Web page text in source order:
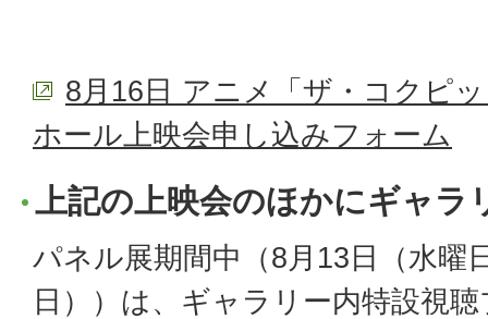
8月16日 アニメ「ザ・コクピ
ホール上映会申し込みフォーム
上記の上映会のほかにギャラ
パネル展期間中（8月13日（水曜
日））は、ギャラリー内特設視